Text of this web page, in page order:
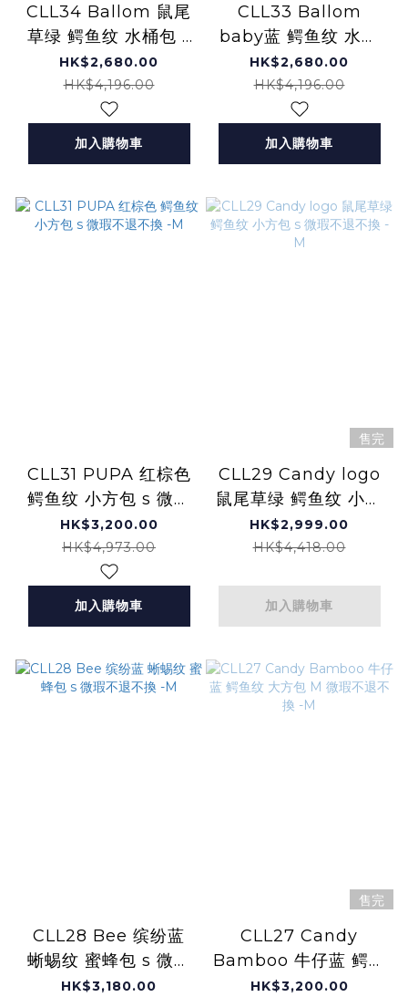
CLL34 Ballom 鼠尾
草绿 鳄鱼纹 水桶包 s
微瑕不退不換 -M
HK$2,680.00
HK$4,196.00
加入購物車
CLL33 Ballom
baby蓝 鳄鱼纹 水桶
包 s 微瑕不退不換 -M
HK$2,680.00
HK$4,196.00
加入購物車
CLL31 PUPA 红棕色
鳄鱼纹 小方包 s 微瑕
不退不換 -M
HK$3,200.00
HK$4,973.00
加入購物車
售完
CLL29 Candy logo
鼠尾草绿 鳄鱼纹 小方
包 s 微瑕不退不換 -M
HK$2,999.00
HK$4,418.00
加入購物車
CLL28 Bee 缤纷蓝
蜥蜴纹 蜜蜂包 s 微瑕
不退不換 -M
HK$3,180.00
售完
CLL27 Candy
Bamboo 牛仔蓝 鳄鱼
纹 大方包 M 微瑕不退
HK$3,200.00